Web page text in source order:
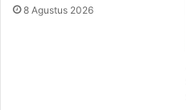
8 Agustus 2026